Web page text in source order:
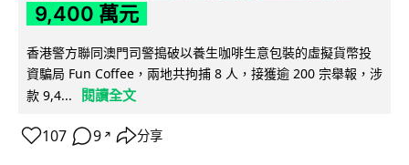
9,400 萬元
香港警方聯同澳門司警搗破以養生咖啡生意包裝的虛擬貨幣投
資騙局 Fun Coffee，兩地共拘捕 8 人，接獲逾 200 宗舉報，涉
款 9,4...
閱讀全文
107 9 ↗ 分享